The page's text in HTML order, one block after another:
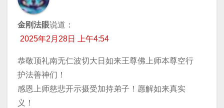
金刚法眼说道：
2025年2月28日 上午4:54
恭敬顶礼南无仁波切大日如来王尊佛上师本尊空行
护法善神们！
感恩上师慈悲开示摄受加持弟子！愿解如来真实
义！